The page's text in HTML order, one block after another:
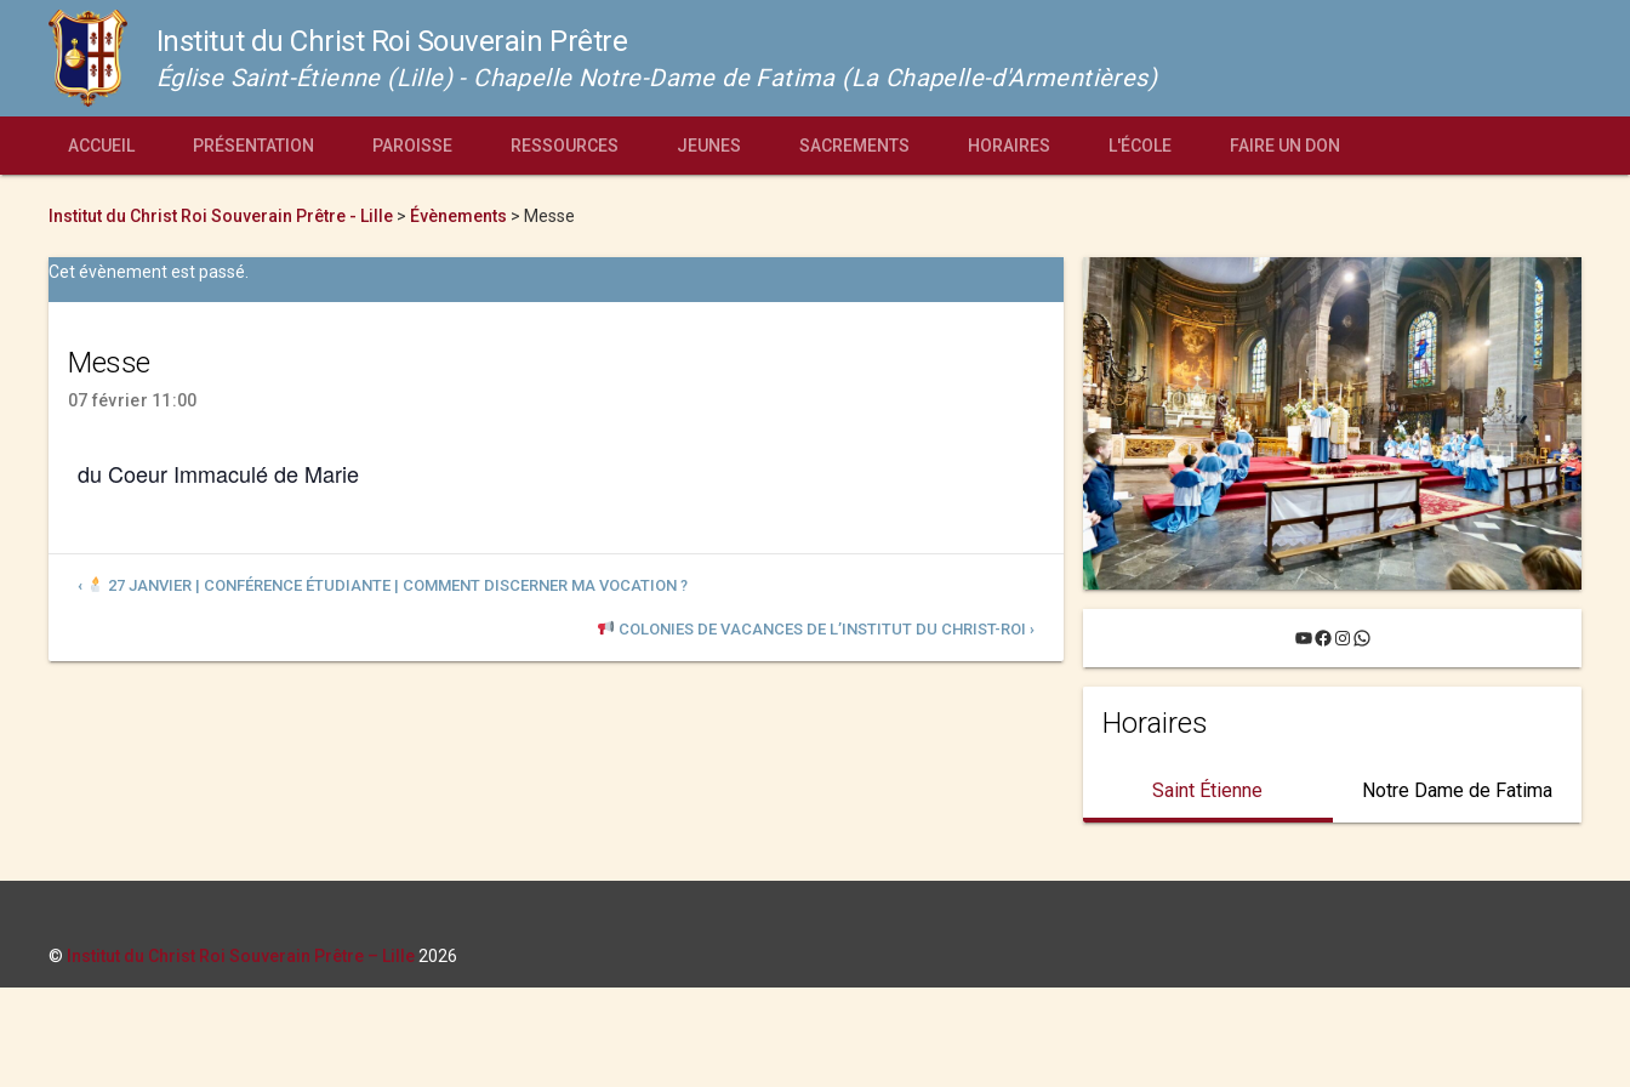
Institut du Christ Roi Souverain Prêtre
Église Saint-Étienne (Lille) - Chapelle Notre-Dame de Fatima (La Chapelle-d'Armentières)
ACCUEIL PRÉSENTATION PAROISSE RESSOURCES JEUNES SACREMENTS HORAIRES L'ÉCOLE FAIRE UN DON
Institut du Christ Roi Souverain Prêtre - Lille > Évènements > Messe
Cet évènement est passé.
Messe
07 février 11:00
du Coeur Immaculé de Marie
‹ 27 JANVIER | CONFÉRENCE ÉTUDIANTE | COMMENT DISCERNER MA VOCATION ?
COLONIES DE VACANCES DE L’INSTITUT DU CHRIST-ROI › YouTube
Facebook
Instagram
WhatsApp
Horaires
Saint Étienne Notre Dame de Fatima
© Institut du Christ Roi Souverain Prêtre – Lille 2026